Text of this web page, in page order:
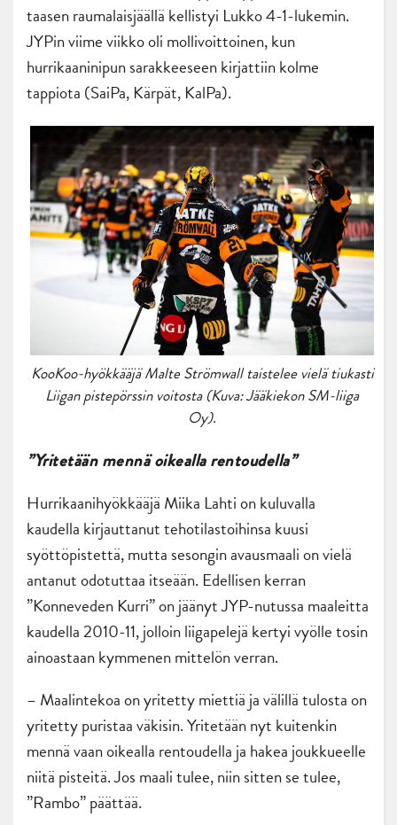
taasen raumalaisjäällä kellistyi Lukko 4-1-lukemin.
JYPin viime viikko oli mollivoittoinen, kun
hurrikaaninipun sarakkeeseen kirjattiin kolme
tappiota (SaiPa, Kärpät, KalPa).
KooKoo-hyökkääjä Malte Strömwall taistelee vielä tiukasti
Liigan pistepörssin voitosta (Kuva: Jääkiekon SM-liiga
Oy).
”Yritetään mennä oikealla rentoudella”
Hurrikaanihyökkääjä Miika Lahti on kuluvalla
kaudella kirjauttanut tehotilastoihinsa kuusi
syöttöpistettä, mutta sesongin avausmaali on vielä
antanut odotuttaa itseään. Edellisen kerran
”Konneveden Kurri” on jäänyt JYP-nutussa maaleitta
kaudella 2010-11, jolloin liigapelejä kertyi vyölle tosin
ainoastaan kymmenen mittelön verran.
– Maalintekoa on yritetty miettiä ja välillä tulosta on
yritetty puristaa väkisin. Yritetään nyt kuitenkin
mennä vaan oikealla rentoudella ja hakea joukkueelle
niitä pisteitä. Jos maali tulee, niin sitten se tulee,
”Rambo” päättää.